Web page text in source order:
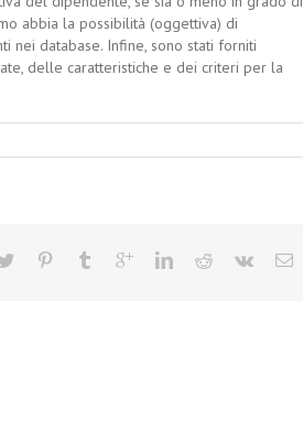
abbia la possibilità (oggettiva) di
nei database. Infine, sono stati forniti
delle caratteristiche e dei criteri per la